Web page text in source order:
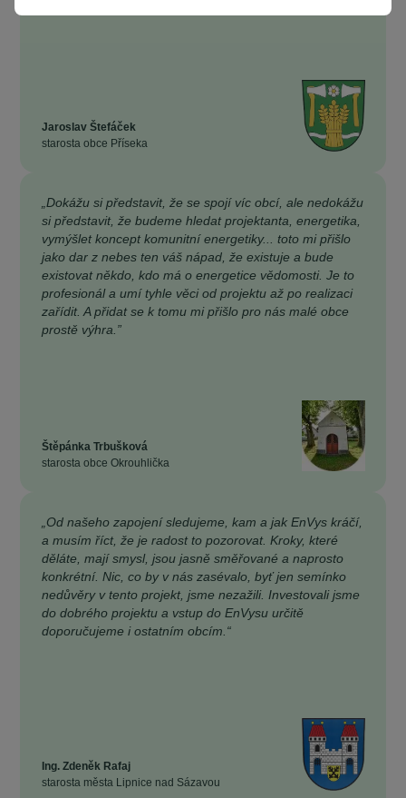
Jaroslav Štefáček
starosta obce Příseka
„Dokážu si představit, že se spojí víc obcí, ale nedokážu
si představit, že budeme hledat projektanta, energetika,
vymýšlet koncept komunitní energetiky... toto mi přišlo
jako dar z nebes ten váš nápad, že existuje a bude
existovat někdo, kdo má o energetice vědomosti. Je to
profesionál a umí tyhle věci od projektu až po realizaci
zařídit. A přidat se k tomu mi přišlo pro nás malé obce
prostě výhra.”
Štěpánka Trbušková
starosta obce Okrouhlička
„Od našeho zapojení sledujeme, kam a jak EnVys kráčí,
a musím říct, že je radost to pozorovat. Kroky, které
děláte, mají smysl, jsou jasně směřované a naprosto
konkrétní. Nic, co by v nás zasévalo, byť jen semínko
nedůvěry v tento projekt, jsme nezažili. Investovali jsme
do dobrého projektu a vstup do EnVysu určitě
doporučujeme i ostatním obcím.“
Ing. Zdeněk Rafaj
starosta města Lipnice nad Sázavou